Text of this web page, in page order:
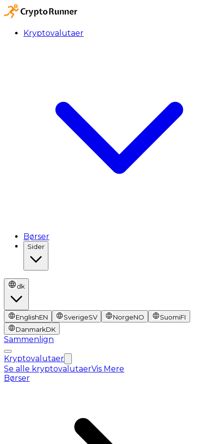
Kryptovalutaer
Børser
Sider
dk
EnglishEN SverigeSV NorgeNO SuomiFI
DanmarkDK
Sammenlign
Kryptovalutaer
Se alle kryptovalutaerVis Mere
Børser